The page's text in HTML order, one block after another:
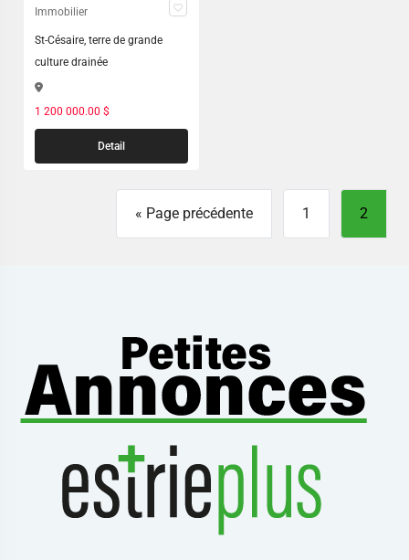
Immobilier
St-Césaire, terre de grande
culture drainée
1 200 000.00 $
Detail
« Page précédente 1 2